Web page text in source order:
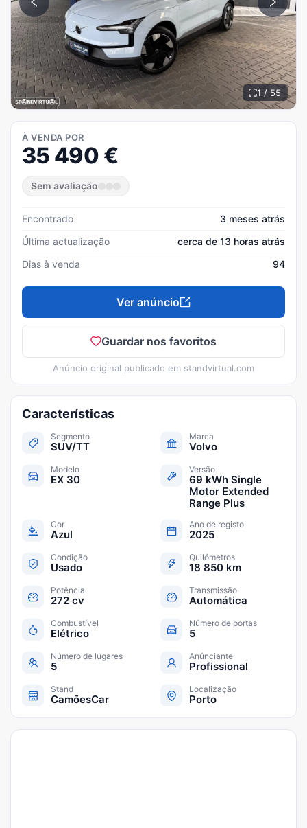
1 / 55
À VENDA POR
35 490 €
Sem avaliação
Encontrado
3 meses atrás
Última actualização
cerca de 13 horas atrás
Dias à venda
94
Ver anúncio
Guardar nos favoritos
Anúncio original publicado em standvirtual.com
Características
Segmento
SUV/TT
Marca
Volvo
Modelo
EX 30
Versão
69 kWh Single
Motor Extended
Range Plus
Cor
Azul
Ano de registo
2025
Condição
Usado
Quilómetros
18 850 km
Potência
272 cv
Transmissão
Automática
Combustível
Elétrico
Número de portas
5
Número de lugares
5
Anúnciante
Profissional
Stand
CamõesCar
Localização
Porto